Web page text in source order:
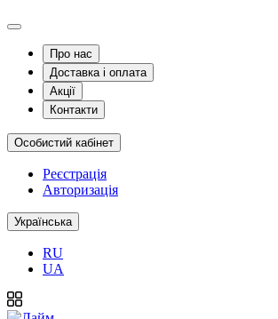
Про нас
Доставка і оплата
Акції
Контакти
Особистий кабінет
Реєстрація
Авторизація
Українська
RU
UA